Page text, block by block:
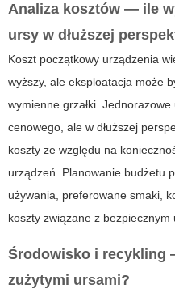
Analiza kosztów — ile
ursy w dłuższej
Koszt początkowy urządzenia
wyższy, ale eksploatacja może
wymienne grzałki. Jednorazowe
cenowego, ale w dłuższej
koszty ze względu na
urządzeń. Planowanie budżetu
używania, preferowane smaki,
koszty związane z bezpiecznym
Środowisko i recykling
zużytymi ursami?